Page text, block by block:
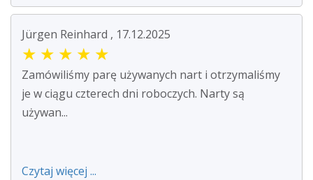
Jürgen Reinhard , 17.12.2025
★ ★ ★ ★ ★
Zamówiliśmy parę używanych nart i otrzymaliśmy
je w ciągu czterech dni roboczych. Narty są
używan...
Czytaj więcej ...